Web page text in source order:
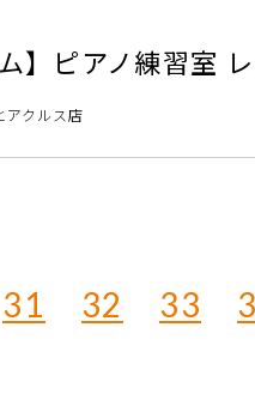
】ピアノ練習室
アクルス店
31 32 33